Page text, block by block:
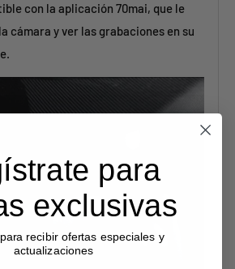
con la aplicación 70mai, que le
cámara y ver las grabaciones en su
para
exclusivas
recibir ofertas especiales y
actualizaciones